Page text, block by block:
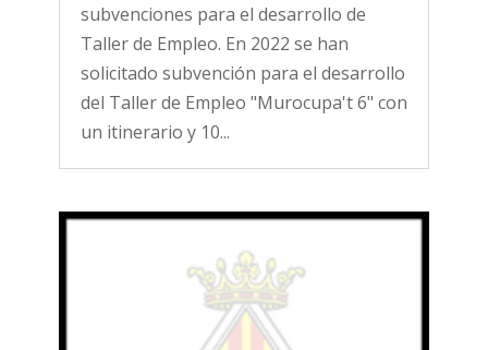
subvenciones para el desarrollo de
Taller de Empleo. En 2022 se han
solicitado subvención para el desarrollo
del Taller de Empleo "Murocupa't 6" con
un itinerario y 10...